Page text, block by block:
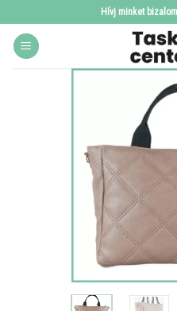
to
content
Hívj minket